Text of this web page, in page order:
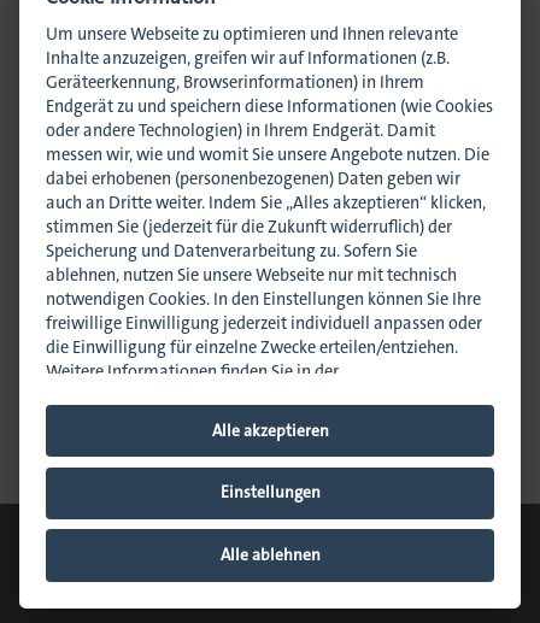
Gedruckt.Svenja Schomerus
Rechtsanwältin (Syndikusrechtsanwältin)
Arbeits- und Sozialrecht
s.schomerus@dmpi-bw.de
0711 45044-26
0151 10351915
© 2026 dmpi
Downloads Kontakt
Impressum Sitemap
Um unsere Webseite zu optimieren und Ihnen relevante
Inhalte anzuzeigen, greifen wir auf Informationen (z.B.
Geräteerkennung, Browserinformationen) in Ihrem
Endgerät zu und speichern diese Informationen (wie Cookies
oder andere Technologien) in Ihrem Endgerät. Damit
messen wir, wie und womit Sie unsere Angebote nutzen. Die
dabei erhobenen (personenbezogenen) Daten geben wir
auch an Dritte weiter. Indem Sie „Alles akzeptieren“ klicken,
stimmen Sie (jederzeit für die Zukunft widerruflich) der
Speicherung und Datenverarbeitung zu. Sofern Sie
ablehnen, nutzen Sie unsere Webseite nur mit technisch
notwendigen Cookies. In den Einstellungen können Sie Ihre
freiwillige Einwilligung jederzeit individuell anpassen oder
die Einwilligung für einzelne Zwecke erteilen/entziehen.
Weitere Informationen finden Sie in der
Hinweis zur Verarbeitung Ihrer auf dieser Webseite
erhobenen Daten in den USA:Wir weisen Sie darauf hin,
dass bezogen auf einzelne Cookies und Dienstleister eine
Verarbeitung Ihrer Daten in den USA erfolgt. Die USA
einem nach EU-Standards unzureichendem
Datenschutzniveau eingeschätzt. Es besteht insbesondere
das Risiko, dass Ihre Daten durch US-Behörden, zu Kontroll-
Alle akzeptieren
Einstellungen
Alle ablehnen